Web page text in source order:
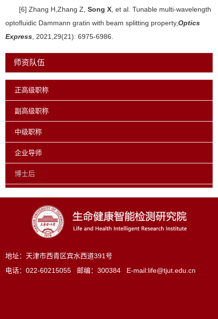
[6] Zhang H,Zhang Z,Song X , et al. Tunable multi-wavelength
optofluidic Dammann gratin with beam splitting property,Optics
Express , 2021,29(21): 6975-6986.
师资队伍
正高级职称
副高级职称
中级职称
企业导师
博士后
地址：天津市西青区宾水西道391号
电话：022-60215055 邮编：300384 E-mail:life@tjut.edu.cn